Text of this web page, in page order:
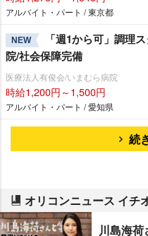
アルバイト・パート / 東京都
NEW
「週1から可」調理
院/社会保障完備
医療法人有俊会/いまむら病院
時給1,200円～1,500円
アルバイト・パート / 愛知県
続
オリコンニュース イチ
川島海